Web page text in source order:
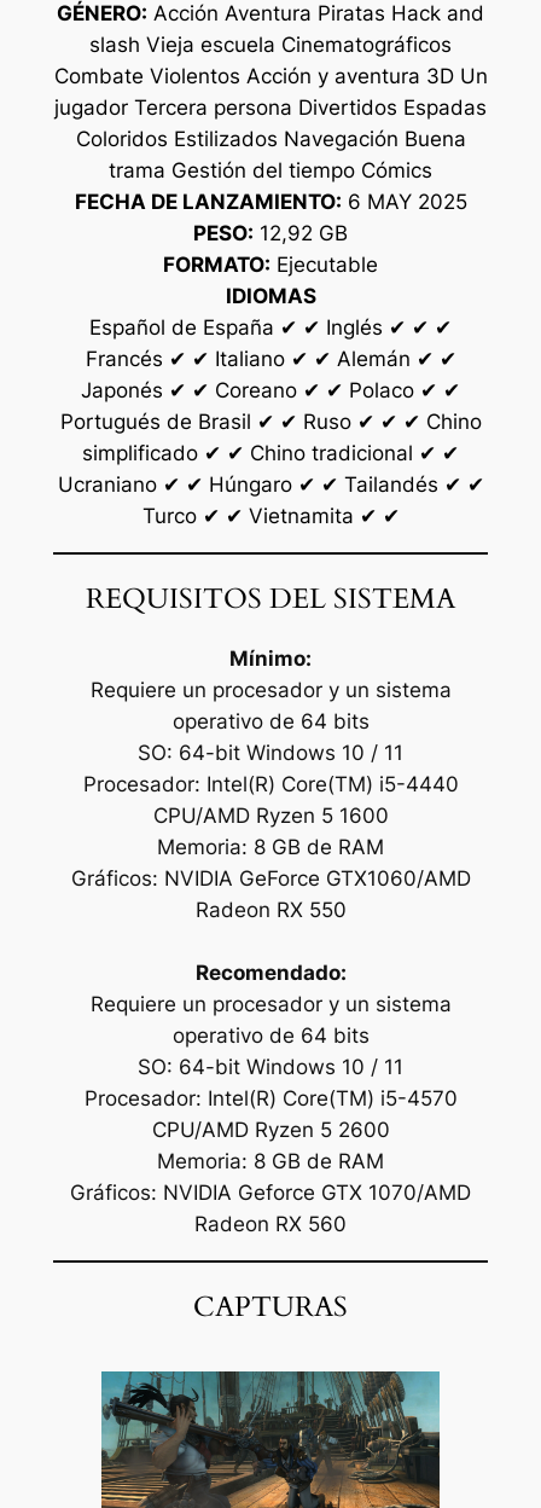
GÉNERO: Acción Aventura Piratas Hack and
slash Vieja escuela Cinematográficos
Combate Violentos Acción y aventura 3D Un
jugador Tercera persona Divertidos Espadas
Coloridos Estilizados Navegación Buena
trama Gestión del tiempo Cómics
FECHA DE LANZAMIENTO: 6 MAY 2025
PESO: 12,92 GB
FORMATO: Ejecutable
IDIOMAS
Español de España ✔ ✔ Inglés ✔ ✔ ✔
Francés ✔ ✔ Italiano ✔ ✔ Alemán ✔ ✔
Japonés ✔ ✔ Coreano ✔ ✔ Polaco ✔ ✔
Portugués de Brasil ✔ ✔ Ruso ✔ ✔ ✔ Chino
simplificado ✔ ✔ Chino tradicional ✔ ✔
Ucraniano ✔ ✔ Húngaro ✔ ✔ Tailandés ✔ ✔
Turco ✔ ✔ Vietnamita ✔ ✔
REQUISITOS DEL SISTEMA
Mínimo:
Requiere un procesador y un sistema
operativo de 64 bits
SO: 64-bit Windows 10 / 11
Procesador: Intel(R) Core(TM) i5-4440
CPU/AMD Ryzen 5 1600
Memoria: 8 GB de RAM
Gráficos: NVIDIA GeForce GTX1060/AMD
Radeon RX 550
Recomendado:
Requiere un procesador y un sistema
operativo de 64 bits
SO: 64-bit Windows 10 / 11
Procesador: Intel(R) Core(TM) i5-4570
CPU/AMD Ryzen 5 2600
Memoria: 8 GB de RAM
Gráficos: NVIDIA Geforce GTX 1070/AMD
Radeon RX 560
CAPTURAS